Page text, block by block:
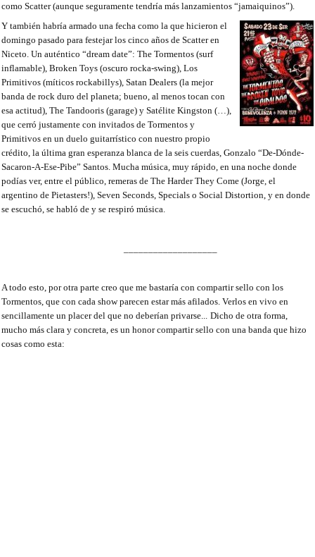
como Scatter (aunque seguramente tendría más lanzamientos “jamaiquinos”).
Y también habría armado una fecha como la que hicieron el
domingo pasado para festejar los cinco años de Scatter en
Niceto. Un auténtico “dream date”: The Tormentos (surf
inflamable), Broken Toys (oscuro rocka-swing), Los
Primitivos (míticos rockabillys), Satan Dealers (la mejor
banda de rock duro del planeta; bueno, al menos tocan con
esa actitud), The Tandooris (garage) y Satélite Kingston (…),
que cerró justamente con invitados de Tormentos y
Primitivos en un duelo guitarrístico con nuestro propio
crédito, la última gran esperanza blanca de la seis cuerdas, Gonzalo “De-Dónde-
Sacaron-A-Ese-Pibe” Santos. Mucha música, muy rápido, en una noche donde
podías ver, entre el público, remeras de The Harder They Come (Jorge, el
argentino de Pietasters!), Seven Seconds, Specials o Social Distortion, y en donde
se escuchó, se habló de y se respiró música.
A todo esto, por otra parte creo que me bastaría con compartir sello con los
Tormentos, que con cada show parecen estar más afilados. Verlos en vivo en
sencillamente un placer del que no deberían privarse...
Dicho de otra forma,
mucho más clara y concreta, es un honor compartir sello con una banda que hizo
cosas como esta: